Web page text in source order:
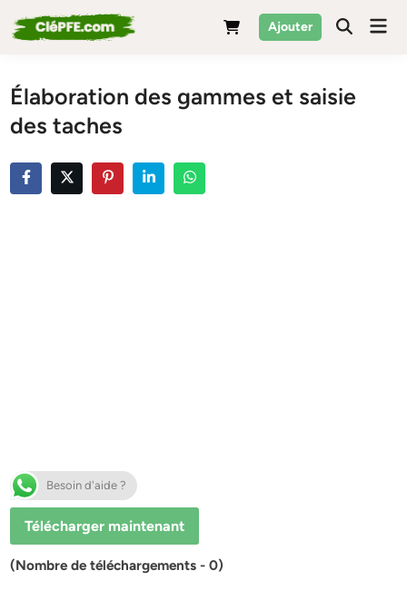
to
Ajouter
Élaboration des gammes et saisie
des taches
Besoin d'aide ?
Télécharger maintenant
(Nombre de téléchargements - 0)